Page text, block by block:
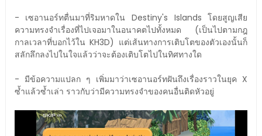
- เซอานอร์ทตื่นมาที่ริมหาดใน Destiny's Islands โดยสูญเสีย
ความทรงจำเรื่องที่ไปเจอมาในอนาคตไปทั้งหมด (เป็นไปตามกฎ
กาลเวลาที่บอกไว้ใน KH3D) แต่เส้นทางการเติบโตของตัวเองนั้นก็
สลักลึกลงไปในใจแล้วว่าจะต้องเติบโตไปในทิศทางใด
- มีข้อความแปลก ๆ เพิ่มมาว่าเซอานอร์ทฝันถึงเรื่องราวในยุค X
ซ้ำแล้วซ้ำเล่า ราวกับว่ามีความทรงจำของคนอื่นติดหัวอยู่